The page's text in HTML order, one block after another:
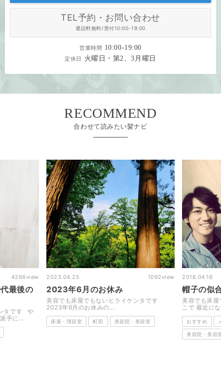
TEL予約・お問い合わせ
通話料無料/受付10:00-19:00
営業時間 10:00-19:00
定休日 火曜日・第2、3月曜日
RECOMMEND
合わせて読みたい髪ナビ
1092view
容室
2018.04.16 3797view
帽子の似合うヘアスタイル
美容でも床屋でもないヒライケンタです こ
こで 最近になって思うのが ...
おすすめ メンズ・男性 床屋・理容室
2019.05.23
2019年8
美容でも床
2019年8月
床屋・理容室